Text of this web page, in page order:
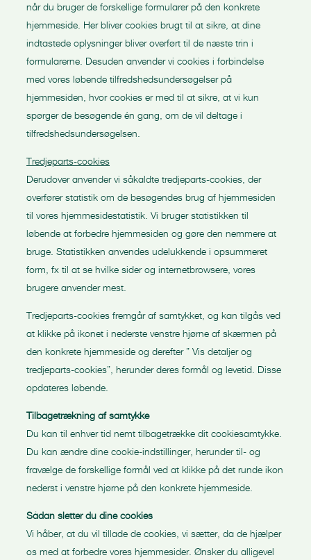
når du bruger de forskellige formularer på den konkrete
hjemmeside. Her bliver cookies brugt til at sikre, at dine
indtastede oplysninger bliver overført til de næste trin i
formularerne. Desuden anvender vi cookies i forbindelse
med vores løbende tilfredshedsundersøgelser på
hjemmesiden, hvor cookies er med til at sikre, at vi kun
spørger de besøgende én gang, om de vil deltage i
tilfredshedsundersøgelsen.
Tredjeparts-cookies
Derudover anvender vi såkaldte tredjeparts-cookies, der
overfører statistik om de besøgendes brug af hjemmesiden
til vores hjemmesidestatistik. Vi bruger statistikken til
løbende at forbedre hjemmesiden og gøre den nemmere at
bruge. Statistikken anvendes udelukkende i opsummeret
form, fx til at se hvilke sider og internetbrowsere, vores
brugere anvender mest.
Tredjeparts-cookies fremgår af samtykket, og kan tilgås ved
at klikke på ikonet i nederste venstre hjørne af skærmen på
den konkrete hjemmeside og derefter ” Vis detaljer og
tredjeparts-cookies”, herunder deres formål og levetid. Disse
opdateres løbende.
Tilbagetrækning af samtykke
Du kan til enhver tid nemt tilbagetrække dit cookiesamtykke.
Du kan ændre dine cookie-indstillinger, herunder til- og
fravælge de forskellige formål ved at klikke på det runde ikon
nederst i venstre hjørne på den konkrete hjemmeside.
Sådan sletter du dine cookies
Vi håber, at du vil tillade de cookies, vi sætter, da de hjælper
os med at forbedre vores hjemmesider. Ønsker du alligevel